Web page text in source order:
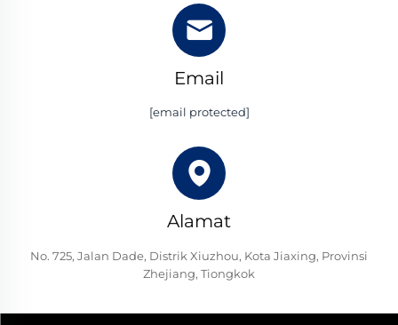
Email
[email protected]
Alamat
No. 725, Jalan Dade, Distrik Xiuzhou, Kota Jiaxing, Provinsi
Zhejiang, Tiongkok